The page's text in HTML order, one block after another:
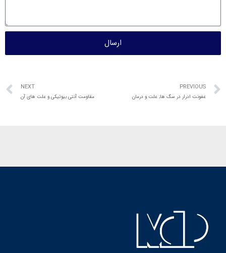
ارسال
PREVIOUS
عفونت ادرار در سگ ها; علت و درمان
NEXT
مقاومت آنتی بیوتیکی و علت های آن